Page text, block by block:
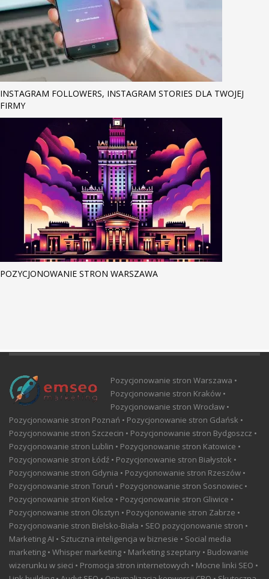
INSTAGRAM FOLLOWERS, INSTAGRAM STORIES DLA TWOJEJ
FIRMY
POZYCJONOWANIE STRON WARSZAWA
Pozycjonowanie stron Warszawa •
Pozycjonowanie stron Kraków •
Pozycjonowanie stron Wrocław •
Pozycjonowanie stron Poznań • Pozycjonowanie stron Gdańsk •
Pozycjonowanie stron Szczecin • Pozycjonowanie stron Bydgoszcz •
Pozycjonowanie stron Lublin • Pozycjonowanie stron Katowice •
Pozycjonowanie stron Łódź • Pozycjonowanie stron Białystok •
Pozycjonowanie stron Gdynia • Pozycjonowanie stron Rzeszów •
Pozycjonowanie stron Toruń • Pozycjonowanie stron Sosnowiec •
Pozycjonowanie stron Kielce • Pozycjonowanie stron Gliwice •
Pozycjonowanie stron Olsztyn • Pozycjonowanie stron Zabrze •
Pozycjonowanie stron Bielsko-Biała • SEO pozycjonowanie stron •
Marketing AI • Sztuczna inteligencja w biznesie • Social media
marketing • Whisper marketing • Marketing szeptany • Budowanie
wizerunku w sieci • Promocja stron internetowych • Mocne linki SEO •